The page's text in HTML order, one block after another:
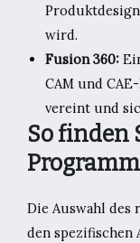
wird.
Fusion 360:
CAM und
vereint und
So finden
Die Auswahl des
den spezifischen